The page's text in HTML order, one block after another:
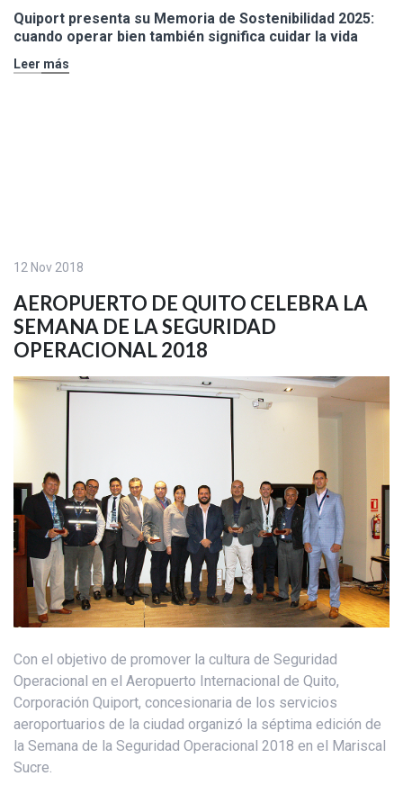
Quiport presenta su Memoria de Sostenibilidad 2025:
cuando operar bien también significa cuidar la vida
Leer más
12 Nov 2018
AEROPUERTO DE QUITO CELEBRA LA
SEMANA DE LA SEGURIDAD
OPERACIONAL 2018
Con el objetivo de promover la cultura de Seguridad
Operacional en el Aeropuerto Internacional de Quito,
Corporación Quiport, concesionaria de los servicios
aeroportuarios de la ciudad organizó la séptima edición de
la Semana de la Seguridad Operacional 2018 en el Mariscal
Sucre.